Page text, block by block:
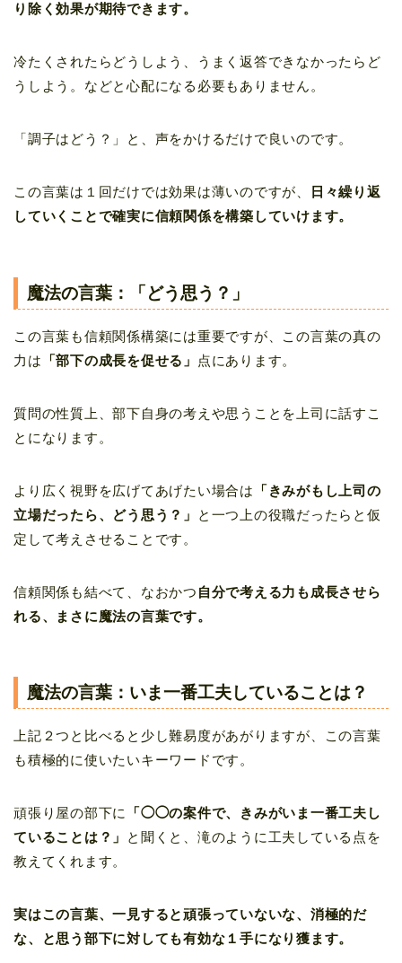
り除く効果が期待できます。
冷たくされたらどうしよう、うまく返答できなかったらど
うしよう。などと心配になる必要もありません。
「調子はどう？」と、声をかけるだけで良いのです。
この言葉は１回だけでは効果は薄いのですが、
日々繰り返
していくことで確実に信頼関係を構築していけます。
魔法の言葉：「どう思う？」
この言葉も信頼関係構築には重要ですが、この言葉の真の
力は 「部下の成長を促せる」 点にあります。
質問の性質上、部下自身の考えや思うことを上司に話すこ
とになります。
より広く視野を広げてあげたい場合は
「きみがもし上司の
立場だったら、どう思う？」
と一つ上の役職だったらと仮
定して考えさせることです。
信頼関係も結べて、なおかつ 自分で考える力も成長させら
れる、まさに魔法の言葉です。
魔法の言葉：いま一番工夫していることは？
上記２つと比べると少し難易度があがりますが、この言葉
も積極的に使いたいキーワードです。
頑張り屋の部下に
「◯◯の案件で、きみがいま一番工夫し
ていることは？」
と聞くと、滝のように工夫している点を
教えてくれます。
実はこの言葉、一見すると頑張っていないな、消極的だ
な、と思う部下に対しても有効な１手になり獲ます。